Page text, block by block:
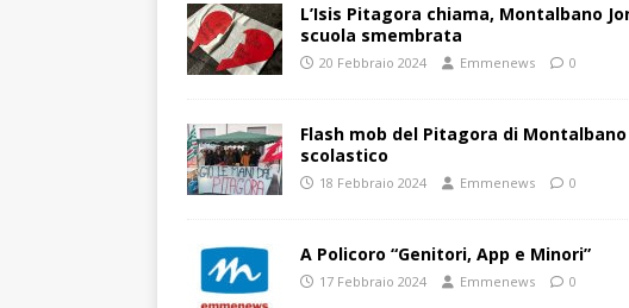
L’Isis Pitagora chiama, Montalbano
scuola smembrata
20 Febbraio 2024 Emmenews 0
Flash mob del Pitagora di
scolastico
18 Febbraio 2024 Emmenews 0
A Policoro “Genitori, App e Minori”
17 Febbraio 2024 Emmenews 0